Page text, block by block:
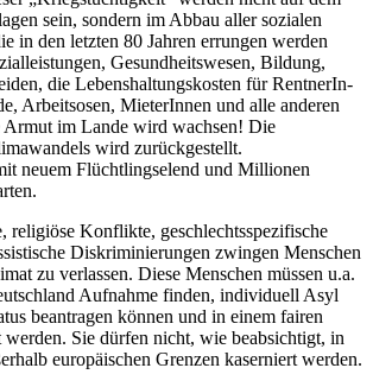
sein, sondern im Abbau aller sozialen
in den letz­ten 80 Jahren errungen werden
Gesund­heits­wesen, Bildung,
die Lebenshaltungskosten für RentnerIn­
Arbeitsosen, MieterInnen und alle anderen
Armut im Lande wird wachsen! Die
wird zurückgestellt.
neuem Flüchtlingselend und Millionen
religiöse Konflikte, geschlechtsspezifische
Diskriminierungen zwingen Menschen
zu verlassen. Diese Menschen müssen u.a.
Aufnahme finden, individuell Asyl
beantragen können und in einem fairen
werden. Sie dürfen nicht, wie beabsichtigt, in
europäischen Grenzen kaserniert werden.